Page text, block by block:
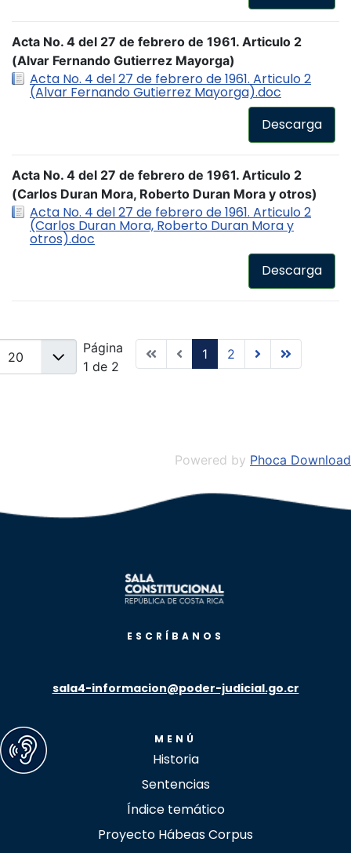
Acta No. 4 del 27 de febrero de 1961. Articulo 2
(Alvar Fernando Gutierrez Mayorga)
Acta No. 4 del 27 de febrero de 1961. Articulo 2
(Alvar Fernando Gutierrez Mayorga).doc
Descarga
Acta No. 4 del 27 de febrero de 1961. Articulo 2
(Carlos Duran Mora, Roberto Duran Mora y otros)
Acta No. 4 del 27 de febrero de 1961. Articulo 2
(Carlos Duran Mora, Roberto Duran Mora y
otros).doc
Descarga
Página
1 de 2
1 2
Powered by Phoca Download
ESCRÍBANOS
sala4-informacion@poder-judicial.go.cr
MENÚ
Historia
Sentencias
Índice temático
Proyecto Hábeas Corpus